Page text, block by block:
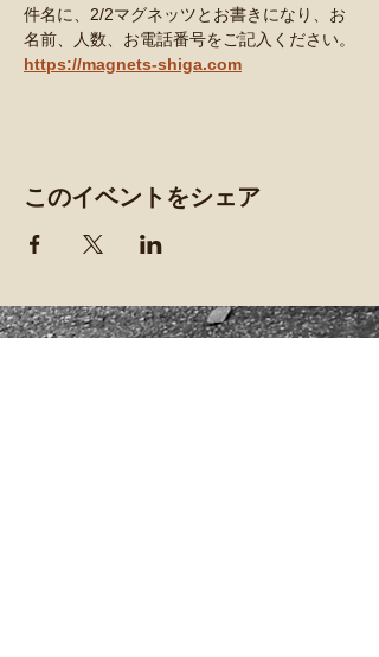
件名に、2/2マグネッツとお書きになり、お
名前、人数、お電話番号をご記入ください。
https://magnets-shiga.com
このイベントをシェア